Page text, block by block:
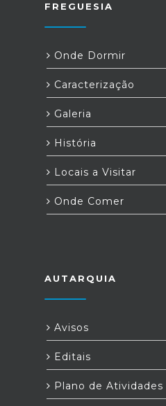
FREGUESIA
Onde Dormir
Caracterização
Galeria
História
Locais a Visitar
Onde Comer
AUTARQUIA
Avisos
Editais
Plano de Atividades